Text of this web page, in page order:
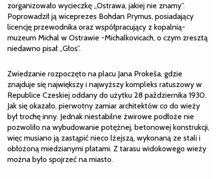
zorganizowało wycieczkę „Ostrawa, jakiej nie znamy”.
Poprowadził ją wiceprezes Bohdan Prymus, posiadający
licencję przewodnika oraz współpracujący z kopalnią-
muzeum Michal w Ostrawie -Michalkovicach, o czym zresztą
niedawno pisał „Głos”.
Zwiedzanie rozpoczęto na placu Jana Prokeša, gdzie
znajduje się największy i najwyższy kompleks ratuszowy w
Republice Czeskiej oddany do użytku 28 października 1930.
Jak się okazało, pierwotny zamiar architektów co do wieży
był trochę inny. Jednak niestabilne żwirowe podłoże nie
pozwoliło na wybudowanie potężnej, betonowej konstrukcji,
więc musiano ją zastąpić nieco lżejszą, wykonaną ze stali i
obłożoną miedzianymi płatami. Z tarasu widokowego wieży
można było spojrzeć na miasto.